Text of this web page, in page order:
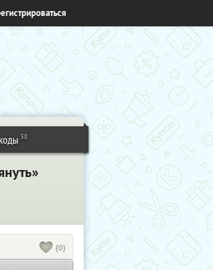
50
(0)